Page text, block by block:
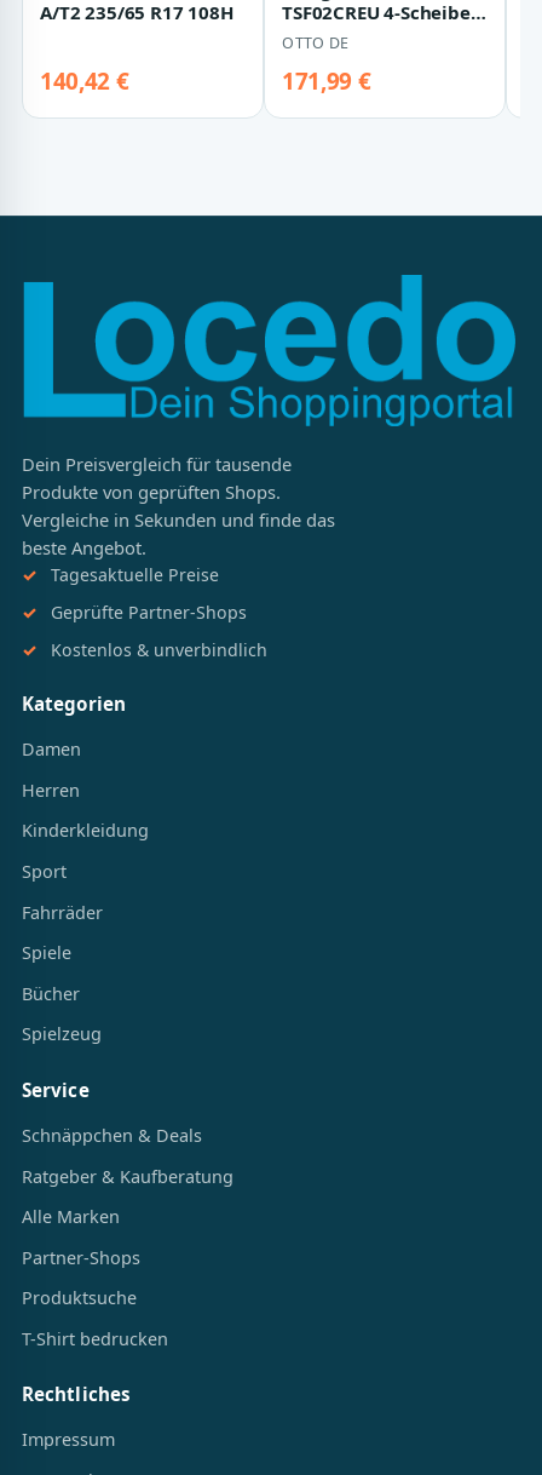
A/T2 235/65 R17 108H
140,42 €
TSF02CREU 4-Scheiben
Toaster Creme 50`s
Style
OTTO DE
171,99 €
Dein Preisvergleich für tausende
Produkte von geprüften Shops.
Vergleiche in Sekunden und finde das
beste Angebot.
Tagesaktuelle Preise
Geprüfte Partner-Shops
Kostenlos & unverbindlich
Kategorien
Damen
Herren
Kinderkleidung
Sport
Fahrräder
Spiele
Bücher
Spielzeug
Service
Schnäppchen & Deals
Ratgeber & Kaufberatung
Alle Marken
Partner-Shops
Produktsuche
T-Shirt bedrucken
Rechtliches
Impressum